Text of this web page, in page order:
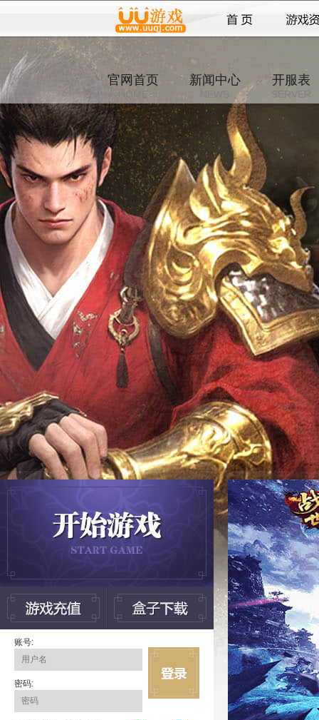
官网首页
HOME
新闻中心
NEWS
开服表
SERVER
账号:
密码: